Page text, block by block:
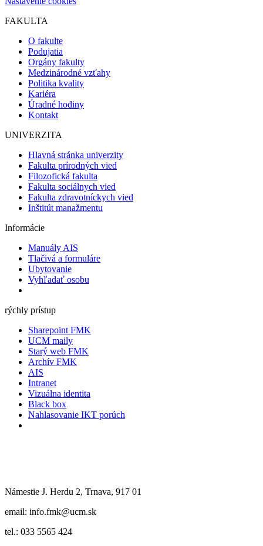
FAKULTA
O fakulte
Podujatia
Orgány fakulty
Medzinárodné vzťahy
Politika kvality
Kariéra
Úradné hodiny
Kontakt
UNIVERZITA
Hlavná stránka univerzity
Fakulta prírodných vied
Filozofická fakulta
Fakulta sociálnych vied
Fakulta zdravotníckych vied
Inštitút manažmentu
Informácie
Manuály AIS
Tlačivá a formuláre
Ubytovanie
Vyhľadať osobu
rýchly prístup
Sharepoint FMK
UCM maily
Starý web FMK
Archív FMK
AIS
Intranet
Vizuálna identita
Black box
Nahlasovanie IKT porúch
Námestie J. Herdu 2, Trnava, 917 01
email: info.fmk@ucm.sk
tel.: 033 5565 424